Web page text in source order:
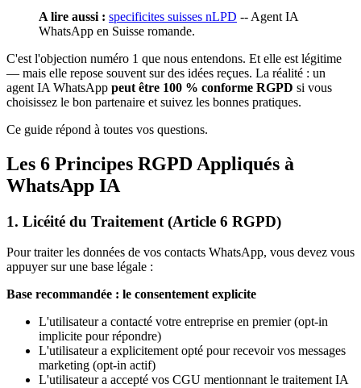
A lire aussi : specificites suisses nLPD -- Agent IA
WhatsApp en Suisse romande.
C'est l'objection numéro 1 que nous entendons. Et elle est légitime
— mais elle repose souvent sur des idées reçues. La réalité : un
agent IA WhatsApp peut être 100 % conforme RGPD si vous
choisissez le bon partenaire et suivez les bonnes pratiques.
Ce guide répond à toutes vos questions.
Les 6 Principes RGPD Appliqués à
WhatsApp IA
1. Licéité du Traitement (Article 6 RGPD)
Pour traiter les données de vos contacts WhatsApp, vous devez vous
appuyer sur une base légale :
Base recommandée : le consentement explicite
L'utilisateur a contacté votre entreprise en premier (opt-in
implicite pour répondre)
L'utilisateur a explicitement opté pour recevoir vos messages
marketing (opt-in actif)
L'utilisateur a accepté vos CGU mentionnant le traitement IA